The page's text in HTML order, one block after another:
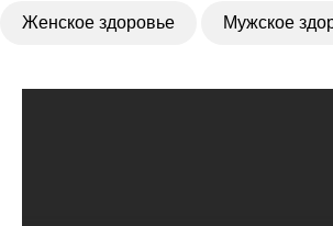
Женское здоровье Мужское